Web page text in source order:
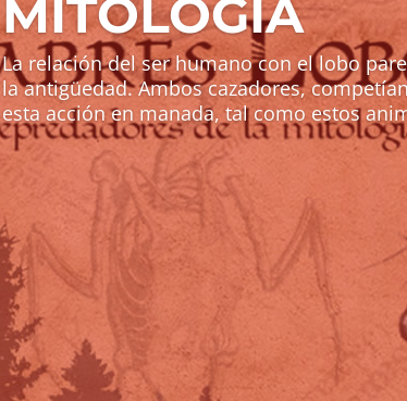
MITOLOGÍA
La relación del ser humano con el lobo
la antigüedad. Ambos cazadores,
esta acción en manada, tal como estos